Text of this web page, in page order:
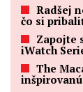
Radšej
čo si
Zapojte
iWatch
The